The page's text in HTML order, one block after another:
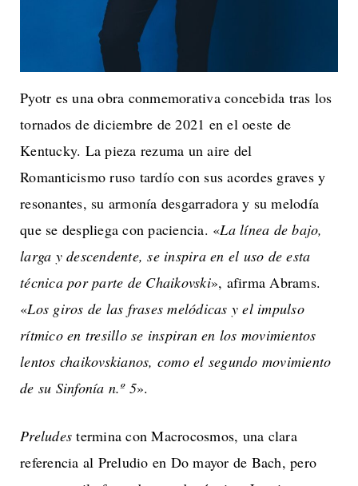
Pyotr es una obra conmemorativa concebida tras los
tornados de diciembre de 2021 en el oeste de
Kentucky. La pieza rezuma un aire del
Romanticismo ruso tardío con sus acordes graves y
resonantes, su armonía desgarradora y su melodía
que se despliega con paciencia. «La línea de bajo,
larga y descendente, se inspira en el uso de esta
técnica por parte de Chaikovski», afirma Abrams.
«Los giros de las frases melódicas y el impulso
rítmico en tresillo se inspiran en los movimientos
lentos chaikovskianos, como el segundo movimiento
de su Sinfonía n.º 5».
Preludes termina con Macrocosmos, una clara
referencia al Preludio en Do mayor de Bach, pero